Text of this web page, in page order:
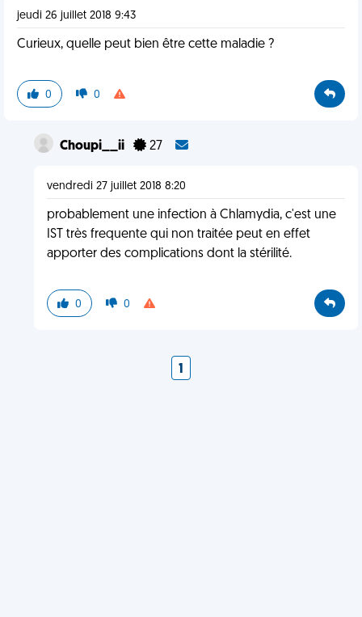
jeudi 26 juillet 2018 9:43
Curieux, quelle peut bien être cette maladie ?
0 0
Choupi__ii 27
vendredi 27 juillet 2018 8:20
probablement une infection à Chlamydia, c'est une
IST très frequente qui non traitée peut en effet
apporter des complications dont la stérilité.
0 0
1